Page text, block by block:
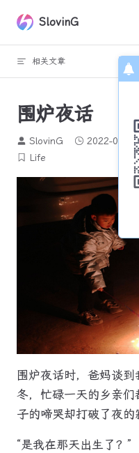
Skip to content
SlovinG
相关文章
围炉夜话
SlovinG 2022-02-05
Life
围炉夜话时，爸妈谈
冬，忙碌一天的乡亲
子的啼哭却打破了夜的
“是我在那天出生了？”